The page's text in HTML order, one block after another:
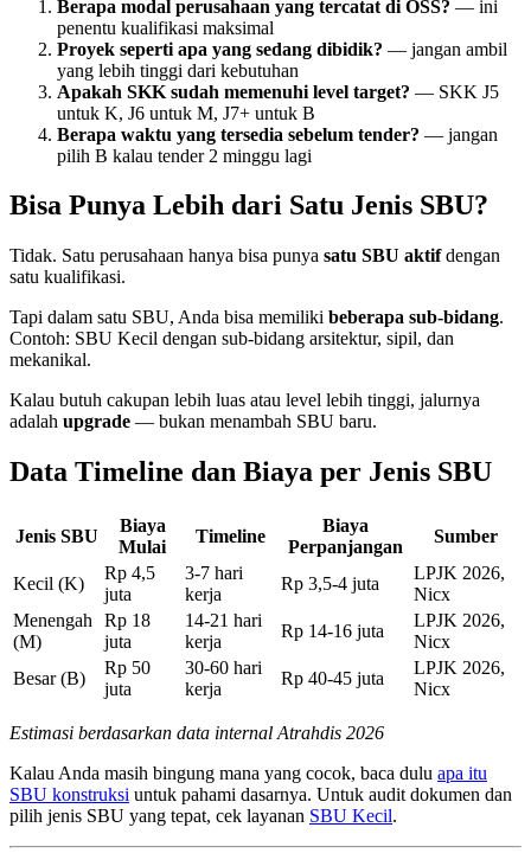
Berapa modal perusahaan yang tercatat di OSS? — ini
penentu kualifikasi maksimal
Proyek seperti apa yang sedang dibidik? — jangan ambil
yang lebih tinggi dari kebutuhan
Apakah SKK sudah memenuhi level target? — SKK J5
untuk K, J6 untuk M, J7+ untuk B
Berapa waktu yang tersedia sebelum tender? — jangan
pilih B kalau tender 2 minggu lagi
Bisa Punya Lebih dari Satu Jenis SBU?
Tidak. Satu perusahaan hanya bisa punya satu SBU aktifdengan
satu kualifikasi.
Tapi dalam satu SBU, Anda bisa memiliki beberapa sub-bidang.
Contoh: SBU Kecil dengan sub-bidang arsitektur, sipil, dan
mekanikal.
Kalau butuh cakupan lebih luas atau level lebih tinggi, jalurnya
adalah upgrade — bukan menambah SBU baru.
Data Timeline dan Biaya per Jenis SBU
Jenis SBU
Biaya
Mulai
Timeline
Biaya
Perpanjangan
Sumber
Kecil (K)
Rp 4,5
juta
3-7 hari
kerja
Rp 3,5-4 juta
LPJK 2026,
Nicx
Menengah
(M)
Rp 18
juta
14-21 hari
kerja
Rp 14-16 juta
LPJK 2026,
Nicx
Besar (B)
Rp 50
juta
30-60 hari
kerja
Rp 40-45 juta
LPJK 2026,
Nicx
Estimasi berdasarkan data internal Atrahdis 2026
Kalau Anda masih bingung mana yang cocok, baca dulu apa itu
SBU konstruksi untuk pahami dasarnya. Untuk audit dokumen dan
pilih jenis SBU yang tepat, cek layanan SBU Kecil.